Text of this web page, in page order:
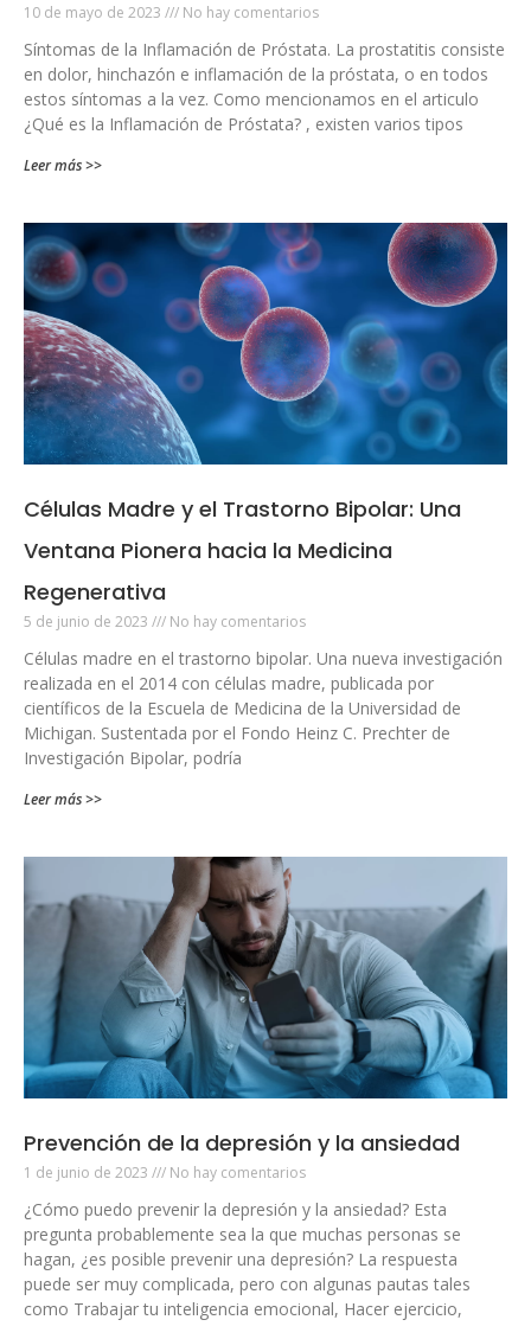
10 de mayo de 2023 No hay comentarios
Síntomas de la Inflamación de Próstata. La prostatitis consiste
en dolor, hinchazón e inflamación de la próstata, o en todos
estos síntomas a la vez. Como mencionamos en el articulo
¿Qué es la Inflamación de Próstata? , existen varios tipos
Leer más >>
Células Madre y el Trastorno Bipolar: Una
Ventana Pionera hacia la Medicina
Regenerativa
5 de junio de 2023 No hay comentarios
Células madre en el trastorno bipolar. Una nueva investigación
realizada en el 2014 con células madre, publicada por
científicos de la Escuela de Medicina de la Universidad de
Michigan. Sustentada por el Fondo Heinz C. Prechter de
Investigación Bipolar, podría
Leer más >>
Prevención de la depresión y la ansiedad
1 de junio de 2023 No hay comentarios
¿Cómo puedo prevenir la depresión y la ansiedad? Esta
pregunta probablemente sea la que muchas personas se
hagan, ¿es posible prevenir una depresión? La respuesta
puede ser muy complicada, pero con algunas pautas tales
como Trabajar tu inteligencia emocional, Hacer ejercicio,